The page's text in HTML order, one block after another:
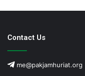
Contact Us
me@pakjamhuriat.org